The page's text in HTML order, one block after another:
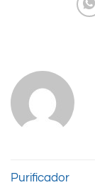
Purificador